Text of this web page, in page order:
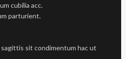
cubilia acc.
parturient.
sit condimentum hac ut